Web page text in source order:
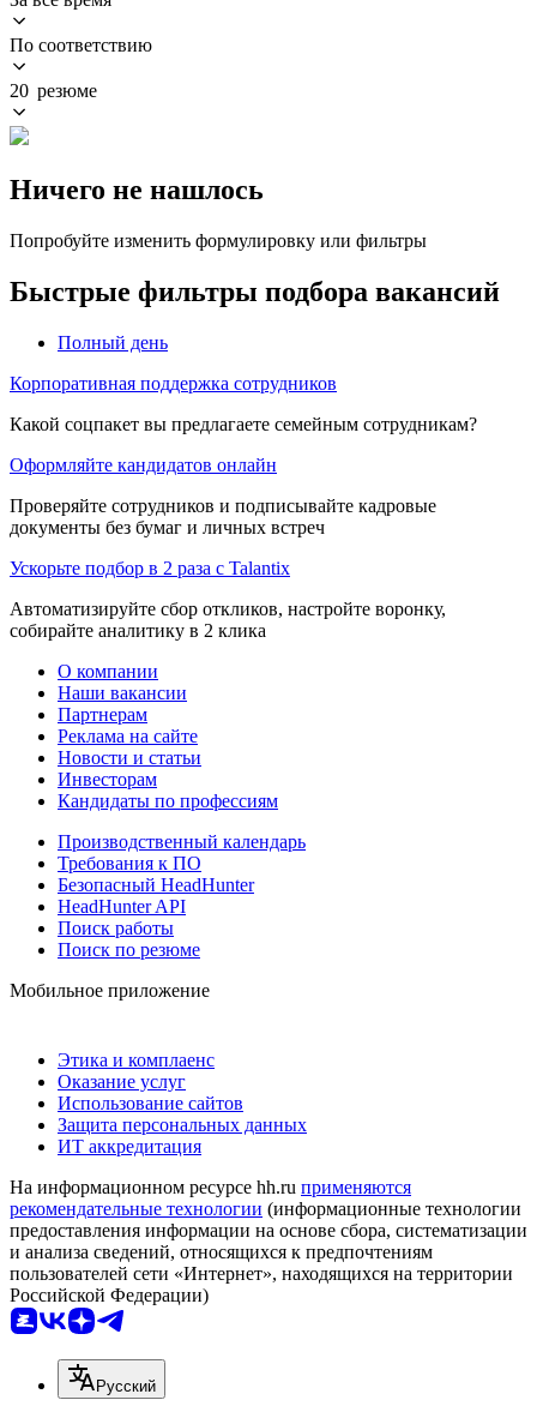
По соответствию
20 резюме
Ничего не нашлось
Попробуйте изменить формулировку или фильтры
Быстрые фильтры подбора вакансий
Полный день
Корпоративная поддержка сотрудников
Какой соцпакет вы предлагаете семейным сотрудникам?
Оформляйте кандидатов онлайн
Проверяйте сотрудников и подписывайте кадровые
документы без бумаг и личных встреч
Ускорьте подбор в 2 раза с Talantix
Автоматизируйте сбор откликов, настройте воронку,
собирайте аналитику в 2 клика
О компании
Наши вакансии
Партнерам
Реклама на сайте
Новости и статьи
Инвесторам
Кандидаты по профессиям
Производственный календарь
Требования к ПО
Безопасный HeadHunter
HeadHunter API
Поиск работы
Поиск по резюме
Мобильное приложение
Этика и комплаенс
Оказание услуг
Использование сайтов
Защита персональных данных
ИТ аккредитация
На информационном ресурсе hh.ru применяются
рекомендательные технологии (информационные технологии
предоставления информации на основе сбора, систематизации
и анализа сведений, относящихся к предпочтениям
пользователей сети «Интернет», находящихся на территории
Российской Федерации)
Русский